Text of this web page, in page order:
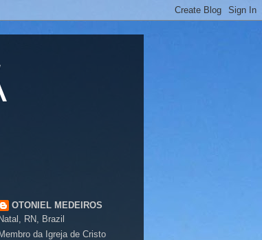
OTONIEL MEDEIROS
Natal, RN, Brazil
da Igreja de Cristo